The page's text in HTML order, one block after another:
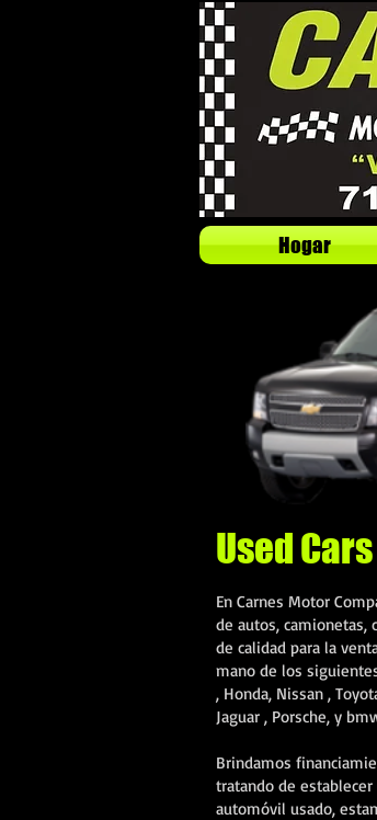
En Carnes Motor
de autos, camionetas,
de calidad para la
mano de los
, Honda, Nissan ,
Jaguar , Porsche, y
Brindamos
tratando de
automóvil usado,
Used
Hogar